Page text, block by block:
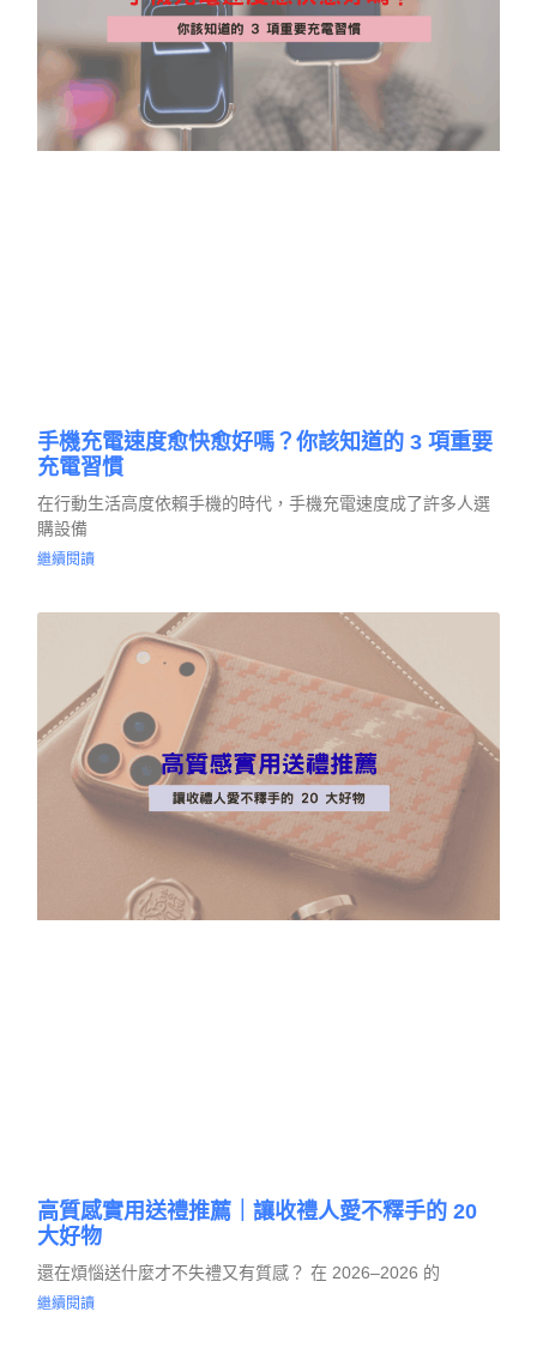
手機充電速度愈快愈好嗎？你該知道的 3 項重要
充電習慣
在行動生活高度依賴手機的時代，手機充電速度成了許多人選
購設備
繼續閱讀
高質感實用送禮推薦｜讓收禮人愛不釋手的 20
大好物
還在煩惱送什麼才不失禮又有質感？ 在 2026–2026 的
繼續閱讀